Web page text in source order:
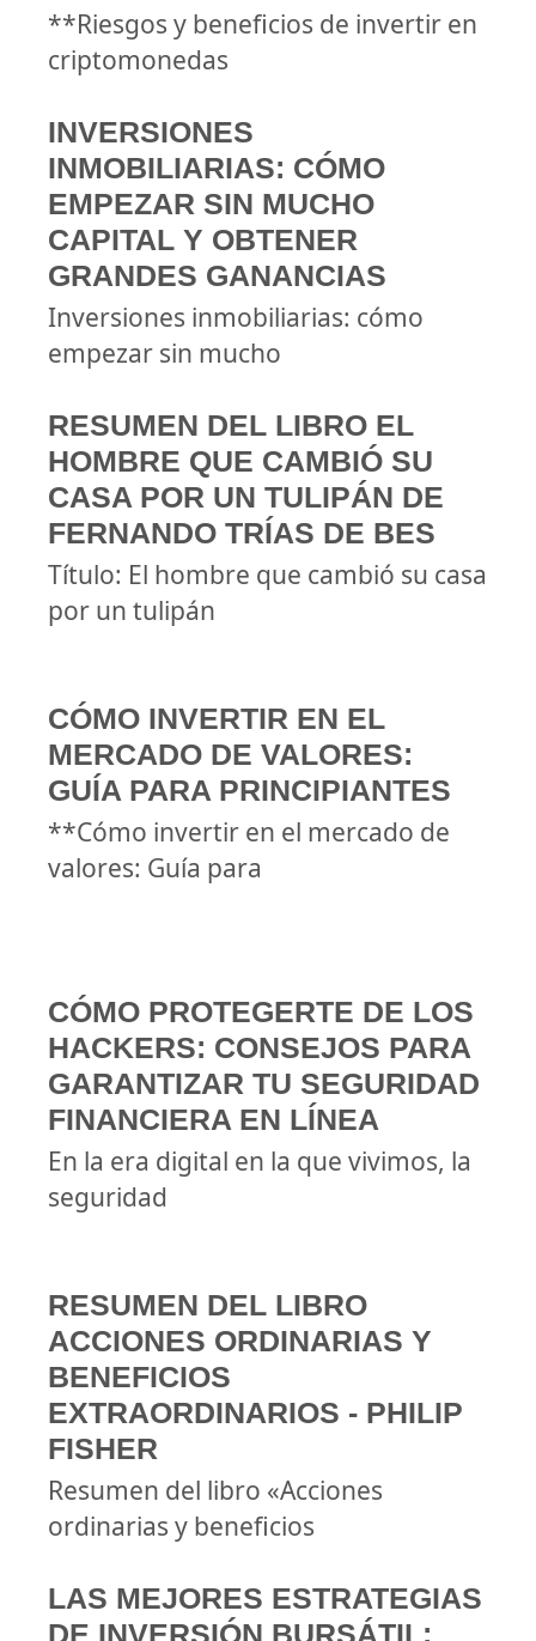
**Riesgos y beneficios de invertir en
criptomonedas
INVERSIONES
INMOBILIARIAS: CÓMO
EMPEZAR SIN MUCHO
CAPITAL Y OBTENER
GRANDES GANANCIAS
Inversiones inmobiliarias: cómo
empezar sin mucho
RESUMEN DEL LIBRO EL
HOMBRE QUE CAMBIÓ SU
CASA POR UN TULIPÁN DE
FERNANDO TRÍAS DE BES
Título: El hombre que cambió su casa
por un tulipán
CÓMO INVERTIR EN EL
MERCADO DE VALORES:
GUÍA PARA PRINCIPIANTES
**Cómo invertir en el mercado de
valores: Guía para
CÓMO PROTEGERTE DE LOS
HACKERS: CONSEJOS PARA
GARANTIZAR TU SEGURIDAD
FINANCIERA EN LÍNEA
En la era digital en la que vivimos, la
seguridad
RESUMEN DEL LIBRO
ACCIONES ORDINARIAS Y
BENEFICIOS
EXTRAORDINARIOS - PHILIP
FISHER
Resumen del libro «Acciones
ordinarias y beneficios
LAS MEJORES ESTRATEGIAS
DE INVERSIÓN BURSÁTIL: